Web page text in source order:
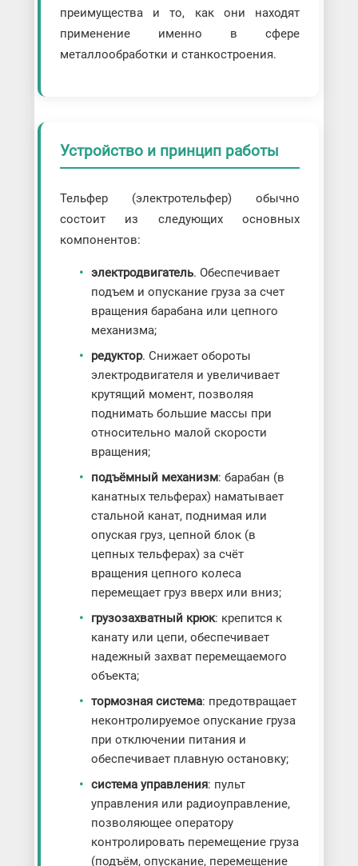
преимущества и то, как они находят
применение именно в сфере
металлообработки и станкостроения.
Устройство и принцип работы
Тельфер (электротельфер) обычно
состоит из следующих основных
компонентов:
электродвигатель. Обеспечивает
подъем и опускание груза за счет
вращения барабана или цепного
механизма;
редуктор. Снижает обороты
электродвигателя и увеличивает
крутящий момент, позволяя
поднимать большие массы при
относительно малой скорости
вращения;
подъёмный механизм: барабан (в
канатных тельферах) наматывает
стальной канат, поднимая или
опуская груз, цепной блок (в
цепных тельферах) за счёт
вращения цепного колеса
перемещает груз вверх или вниз;
грузозахватный крюк: крепится к
канату или цепи, обеспечивает
надежный захват перемещаемого
объекта;
тормозная система: предотвращает
неконтролируемое опускание груза
при отключении питания и
обеспечивает плавную остановку;
система управления: пульт
управления или радиоуправление,
позволяющее оператору
контролировать перемещение груза
(подъём, опускание, перемещение